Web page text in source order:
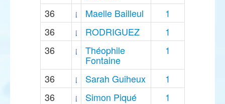
36 Maelle Bailleul
1
36
RODRIGUEZ
1
36
Théophile
Fontaine
1
36 Sarah Guiheux
1
36
Simon Piqué 1